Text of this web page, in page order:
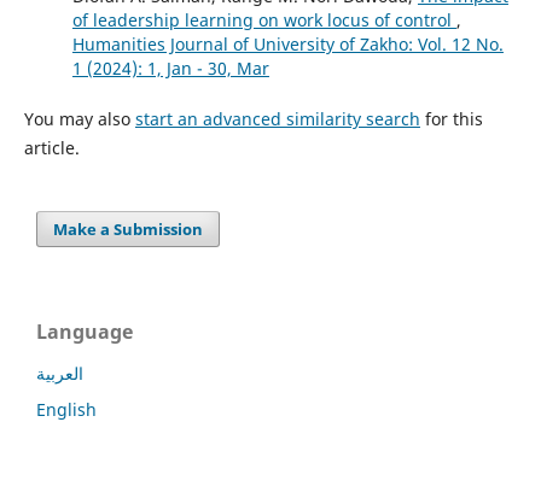
of leadership learning on work locus of control ,
Humanities Journal of University of Zakho: Vol. 12 No.
1 (2024): 1, Jan - 30, Mar
You may also start an advanced similarity search for this
article.
Make a Submission
Language
العربية
English